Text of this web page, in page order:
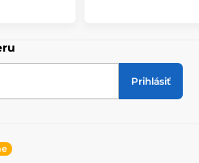
Prihlásiť